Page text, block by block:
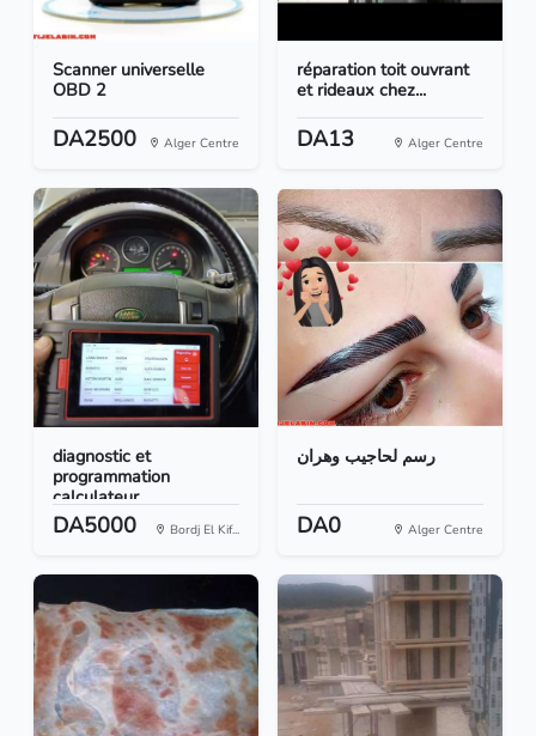
Scanner universelle
OBD 2
DA2500 Alger Centre
réparation toit ouvrant
et rideaux chez...
DA13 Alger Centre
diagnostic et
programmation
calculateur...
DA5000 Bordj El Kif...
رسم لحاجيب وهران
DA0 Alger Centre